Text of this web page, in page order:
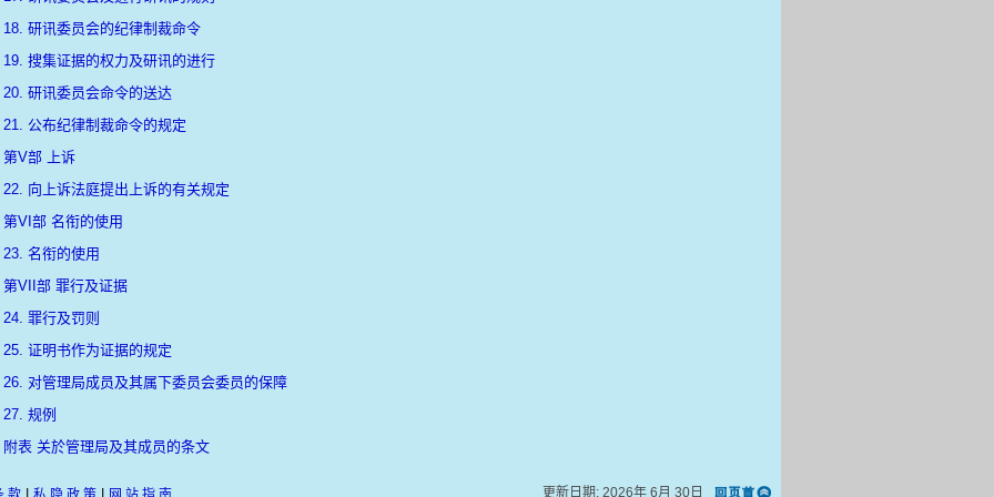
18. 研讯委员会的纪律制裁命令
19. 搜集证据的权力及研讯的进行
20. 研讯委员会命令的送达
21. 公布纪律制裁命令的规定
第V部 上诉
22. 向上诉法庭提出上诉的有关规定
第VI部 名衔的使用
23. 名衔的使用
第VII部 罪行及证据
24. 罪行及罚则
25. 证明书作为证据的规定
26. 对管理局成员及其属下委员会委员的保障
27. 规例
附表 关於管理局及其成员的条文
更新日期: 2026年 6月 30日